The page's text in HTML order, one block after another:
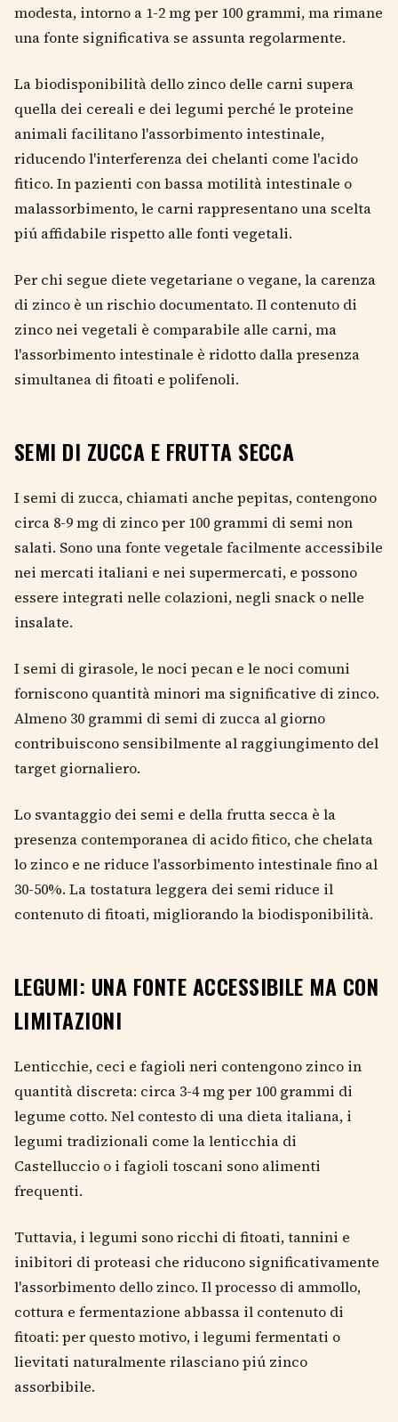
modesta, intorno a 1-2 mg per 100 grammi, ma rimane
una fonte significativa se assunta regolarmente.
La biodisponibilità dello zinco delle carni supera
quella dei cereali e dei legumi perché le proteine
animali facilitano l'assorbimento intestinale,
riducendo l'interferenza dei chelanti come l'acido
fitico. In pazienti con bassa motilità intestinale o
malassorbimento, le carni rappresentano una scelta
piú affidabile rispetto alle fonti vegetali.
Per chi segue diete vegetariane o vegane, la carenza
di zinco è un rischio documentato. Il contenuto di
zinco nei vegetali è comparabile alle carni, ma
l'assorbimento intestinale è ridotto dalla presenza
simultanea di fitoati e polifenoli.
SEMI DI ZUCCA E FRUTTA SECCA
I semi di zucca, chiamati anche pepitas, contengono
circa 8-9 mg di zinco per 100 grammi di semi non
salati. Sono una fonte vegetale facilmente accessibile
nei mercati italiani e nei supermercati, e possono
essere integrati nelle colazioni, negli snack o nelle
insalate.
I semi di girasole, le noci pecan e le noci comuni
forniscono quantità minori ma significative di zinco.
Almeno 30 grammi di semi di zucca al giorno
contribuiscono sensibilmente al raggiungimento del
target giornaliero.
Lo svantaggio dei semi e della frutta secca è la
presenza contemporanea di acido fitico, che chelata
lo zinco e ne riduce l'assorbimento intestinale fino al
30-50%. La tostatura leggera dei semi riduce il
contenuto di fitoati, migliorando la biodisponibilità.
LEGUMI: UNA FONTE ACCESSIBILE MA CON
LIMITAZIONI
Lenticchie, ceci e fagioli neri contengono zinco in
quantità discreta: circa 3-4 mg per 100 grammi di
legume cotto. Nel contesto di una dieta italiana, i
legumi tradizionali come la lenticchia di
Castelluccio o i fagioli toscani sono alimenti
frequenti.
Tuttavia, i legumi sono ricchi di fitoati, tannini e
inibitori di proteasi che riducono significativamente
l'assorbimento dello zinco. Il processo di ammollo,
cottura e fermentazione abbassa il contenuto di
fitoati: per questo motivo, i legumi fermentati o
lievitati naturalmente rilasciano piú zinco
assorbibile.